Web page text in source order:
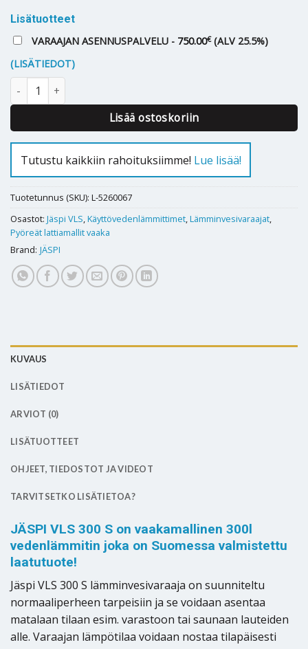
Lisätuotteet
VARAAJAN ASENNUSPALVELU - 750.00€ (ALV 25.5%)
(LISÄTIEDOT)
Lämminvesivaraaja Jäspi VLS 300 S vaakamalli määrä
Lisää ostoskoriin
Tutustu kaikkiin rahoituksiimme! Lue lisää!
Tuotetunnus (SKU): L-5260067
Osastot: Jäspi VLS Käyttövedenlämmittimet Lämminvesivaraajat
Pyöreät lattiamallit vaaka
Brand: JÄSPI
KUVAUS
LISÄTIEDOT
ARVIOT (0)
LISÄTUOTTEET
OHJEET, TIEDOSTOT JA VIDEOT
TARVITSETKO LISÄTIETOA?
JÄSPI VLS 300 S on vaakamallinen 300l
vedenlämmitin joka on Suomessa valmistettu
laatutuote!
Jäspi VLS 300 S lämminvesivaraaja on suunniteltu
normaaliperheen tarpeisiin ja se voidaan asentaa
matalaan tilaan esim. varastoon tai saunaan lauteiden
alle. Varaajan lämpötilaa voidaan nostaa tilapäisesti